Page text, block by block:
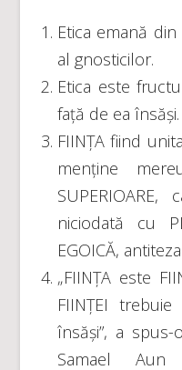
Etica emană
al gnosticilor.
Etica este
față de ea însăși.
FIINȚA fiind
menține
niciodată cu
EGOICĂ,
„FIINȚA este
FIINȚEI
însăși”, a
Samael